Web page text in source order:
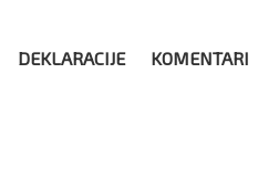
DEKLARACIJE KOMENTARI